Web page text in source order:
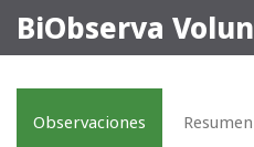
BiObserva
Observaciones